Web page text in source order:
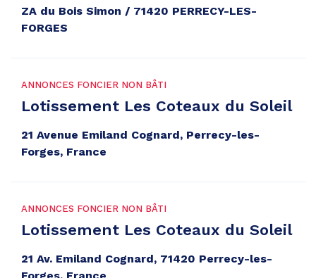
ZA du Bois Simon / 71420 PERRECY-LES-
FORGES
ANNONCES FONCIER NON BÂTI
Lotissement Les Coteaux du Soleil
21 Avenue Emiland Cognard, Perrecy-les-
Forges, France
ANNONCES FONCIER NON BÂTI
Lotissement Les Coteaux du Soleil
21 Av. Emiland Cognard, 71420 Perrecy-les-